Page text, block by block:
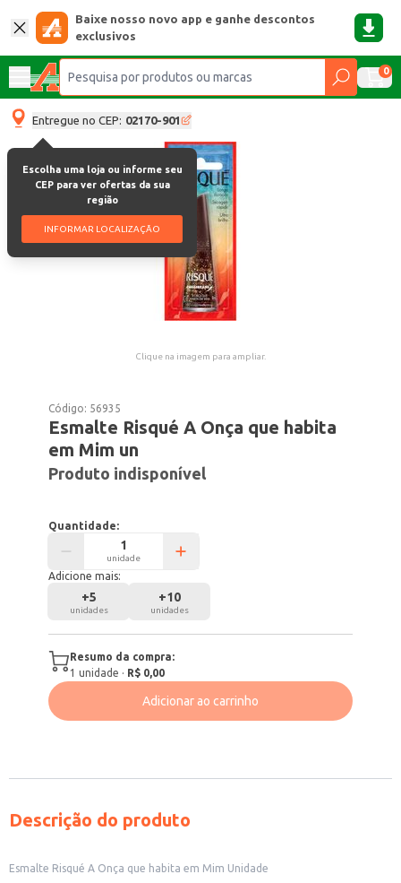
Baixe nosso novo app e ganhe descontos
exclusivos
0
Entregue no CEP: 02170-901
Escolha uma loja ou informe seu
CEP para ver ofertas da sua
região
INFORMAR LOCALIZAÇÃO
Clique na imagem para ampliar.
Código: 56935
Esmalte Risqué A Onça que habita
em Mim un
Produto indisponível
Quantidade:
unidade
Adicione mais:
+5
unidades
+10
unidades
Resumo da compra:
1 unidade · R$ 0,00
Adicionar ao carrinho
Descrição do produto
Esmalte Risqué A Onça que habita em Mim Unidade